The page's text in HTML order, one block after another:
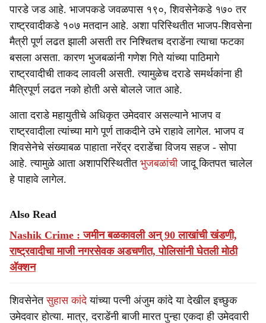
पारडे जड आहे. भाजपकडे जवळपास १९०, शिवसेनेकडे १७० तर
राष्ट्रवादीकडे १०७ मतदान आहे. अशा परिस्थितीत भाजप-शिवसेना
मैत्री पूर्ण लढत झाली असती तर निश्चितच दराडेंना त्याचा फटका
बसला असता. कारण भुजबळांनी गणेश गिते यांच्या पाठिमागे
राष्ट्रवादीची ताकद लावली असती. त्यामुळेच दराडे समर्थकांना ही
मैत्रिपूर्ण लढत नको होती असे बोलले जात आहे.
आता दराडे महायुतीचे अधिकृत उमेदवार असल्याने भाजप व
राष्ट्रवादीला त्यांच्या मागे पूर्ण ताकदीने उभे राहावे लागेल. भाजप व
शिवसेनेचे संख्याबळ पाहाता नरेंद्र दराडेंचा विजय सहज - सोपा
आहे. त्यामुळे आता अशापरिस्थितीत भुजबळांचीजादू कितपत चालेल
हे पाहावे लागेल.
Also Read
Nashik Crime : जमीन बळकावली अन् 90 लाखांची खंडणी,
राष्ट्रवादीचा माजी नगरसेवक अडचणीत, पोलिसांनी घेतली मोठी
अ‍ॅक्शन
शिवसेनेतसुहास कांदेयांच्या पत्नी अंजुम कांदे या देखील इच्छुक
उमेदवार होत्या. मात्र, दराडेंनी बाजी मारत पुन्हा एकदा ही उमेदवारी